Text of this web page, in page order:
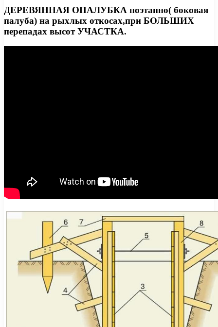
ДЕРЕВЯННАЯ ОПАЛУБКА поэтапно( боковая
палуба) на рыхлых откосах,при БОЛЬШИХ
перепадах высот УЧАСТКА.